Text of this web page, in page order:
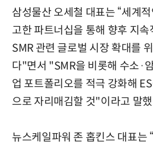
삼성물산 오세철 대표는 “세계
고한 파트너십을 통해 향후 지
SMR 관련 글로벌 시장 확대를
다"면서 "SMR을 비롯해 수소·
업 포트폴리오를 적극 강화해
으로 자리매김할 것"이라고 말
뉴스케일파워 존 홉킨스 대표는